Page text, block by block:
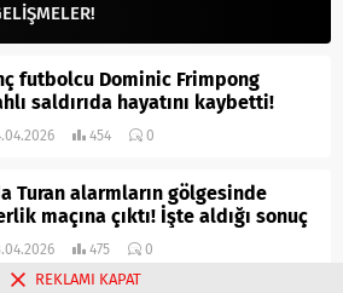
futbolcu Dominic Frimpong
saldırıda hayatını kaybetti!
454 0
Turan alarmların gölgesinde
maçına çıktı! İşte aldığı sonuç
475 0
REKLAMI KAPAT